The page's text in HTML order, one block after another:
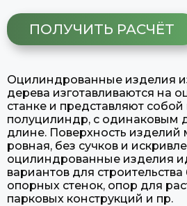
ПОЛУЧИТЬ РАСЧЁТ
Оцилиндрованные изделия
дерева изготавливаются на
станке и представляют
полуцилиндр, с одинаковым
длине. Поверхность изделий
ровная, без сучков и
оцилиндрованные изделия
вариантов для
опорных стенок, опор для
парковых конструкций и пр.